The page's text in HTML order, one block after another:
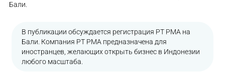
Бали.
В публикации обсуждается регистрация PT PMA на
Бали. Компания PT PMA предназначена для
иностранцев, желающих открыть бизнес в Индонезии
любого масштаба.